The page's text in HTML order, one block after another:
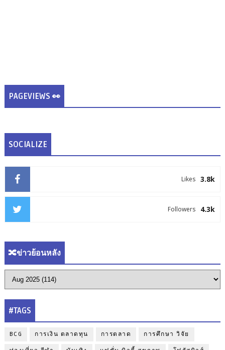
PAGEVIEWS 👀
SOCIALIZE
3.8k
Likes
4.3k
Followers
🔀ข่าวย้อนหลัง
#TAGS
BCG การเงิน ตลาดทุน การตลาด การศึกษา วิจัย